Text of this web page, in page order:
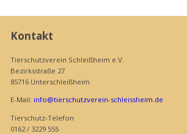
Kontakt
Tierschutzverein Schleißheim e.V.
Bezirksstraße 27
85716 Unterschleißheim
E-Mail: info@tierschutzverein-schleissheim.de
Tierschutz-Telefon
0162 / 3229 555